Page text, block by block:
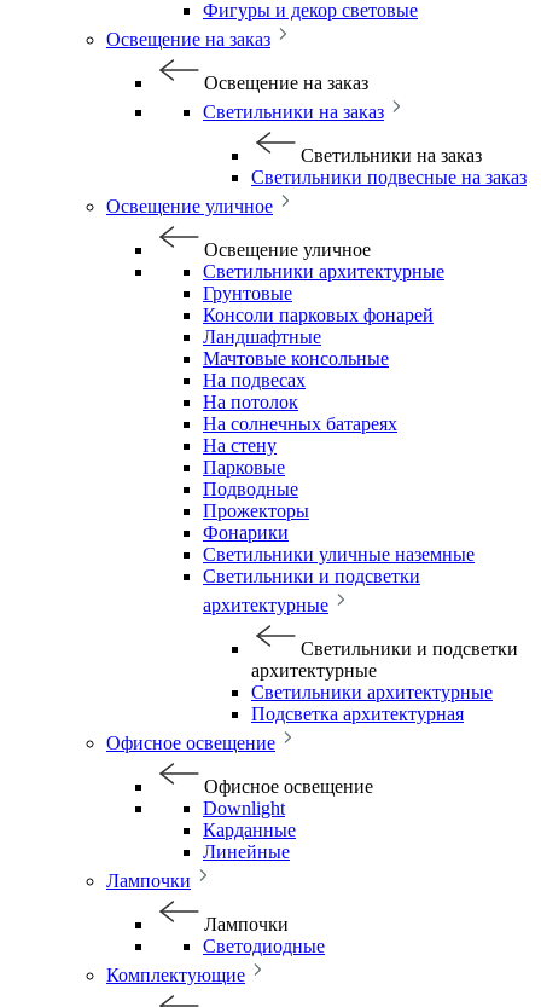
Фигуры и декор световые
Освещение на заказ
Освещение на заказ
Светильники на заказ
Светильники на заказ
Светильники подвесные на заказ
Освещение уличное
Освещение уличное
Светильники архитектурные
Грунтовые
Консоли парковых фонарей
Ландшафтные
Мачтовые консольные
На подвесах
На потолок
На солнечных батареях
На стену
Парковые
Подводные
Прожекторы
Фонарики
Светильники уличные наземные
Светильники и подсветки
архитектурные
Светильники и подсветки
архитектурные
Светильники архитектурные
Подсветка архитектурная
Офисное освещение
Офисное освещение
Downlight
Карданные
Линейные
Лампочки
Лампочки
Светодиодные
Комплектующие